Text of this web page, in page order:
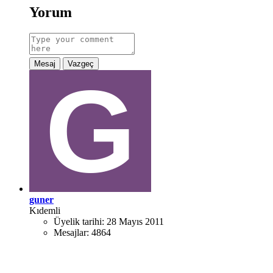
Yorum
Mesaj Vazgeç
guner
Kıdemli
Üyelik tarihi: 28 Mayıs 2011
Mesajlar: 4864